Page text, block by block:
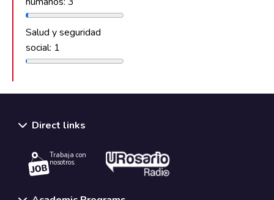
Salud y seguridad
social: 1
Direct links
Trabaja con
nosotros.